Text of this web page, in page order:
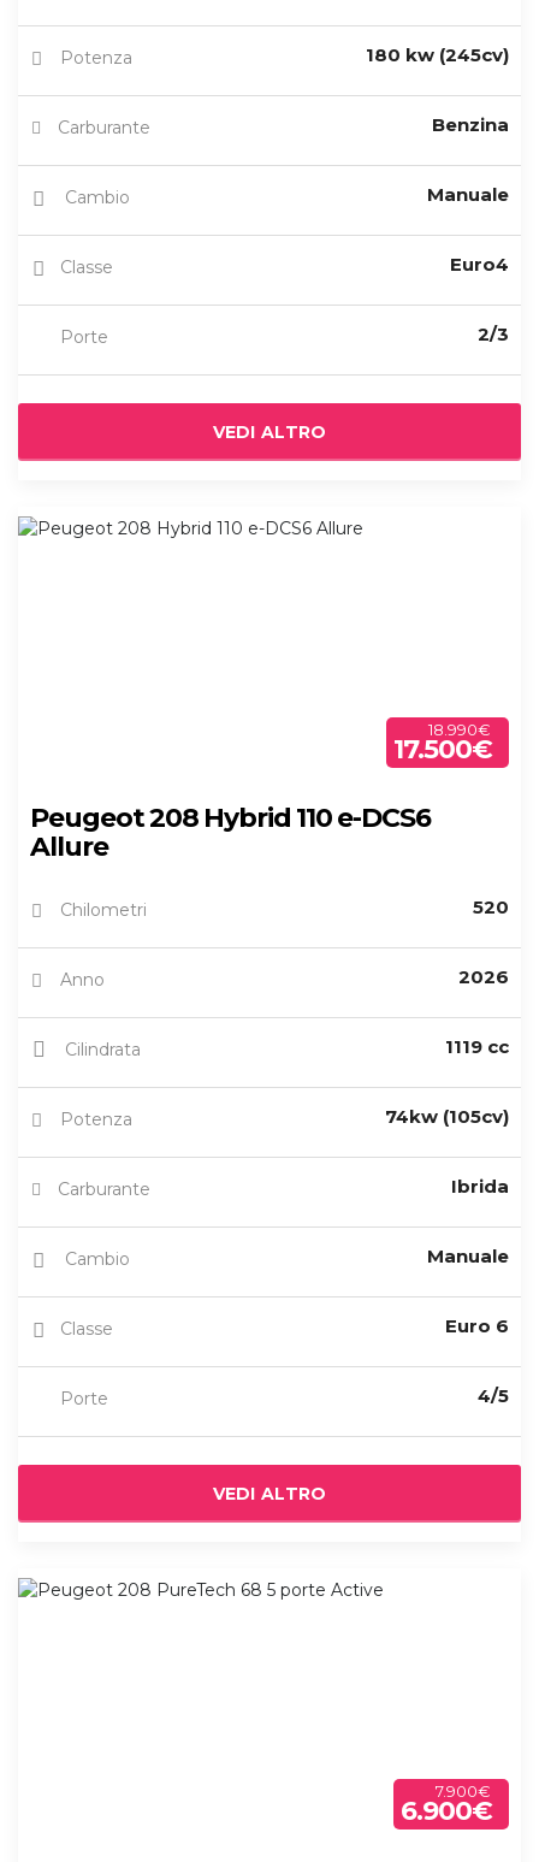
Potenza 180 kw (245cv)
Carburante Benzina
Cambio Manuale
Classe Euro4
Porte 2/3
VEDI ALTRO
18.990€
17.500€
Peugeot 208 Hybrid 110 e-DCS6
Allure
Chilometri 520
Anno 2026
Cilindrata 1119 cc
Potenza 74kw (105cv)
Carburante Ibrida
Cambio Manuale
Classe Euro 6
Porte 4/5
VEDI ALTRO
7.900€
6.900€